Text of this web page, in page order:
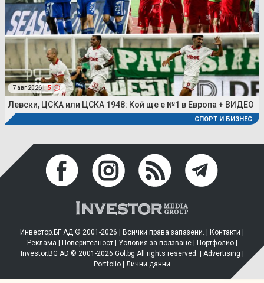
7 авг 2026 | 5
Левски, ЦСКА или ЦСКА 1948: Кой ще е №1 в Европа + ВИДЕО
СПОРТ И БИЗНЕС
Инвестор.БГ АД © 2001-2026 | Всички права запазени. | Контакти
Реклама
Поверителност| Условия за ползване| Портфолио|
Investor.BG AD © 2001-2026 Gol.bg All rights reserved. | Advertising
Portfolio
Лични данни